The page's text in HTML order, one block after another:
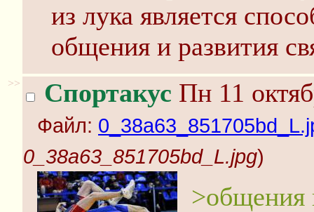
из лука является
общения и развития
>> Спортакус Пн 11
Файл:
0_38a63_851705bd_L.jpg)
>общения